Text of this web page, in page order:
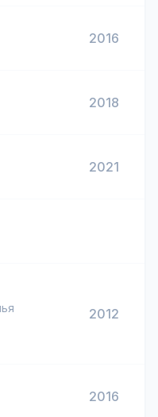
2016
2018
2021
2012
2016